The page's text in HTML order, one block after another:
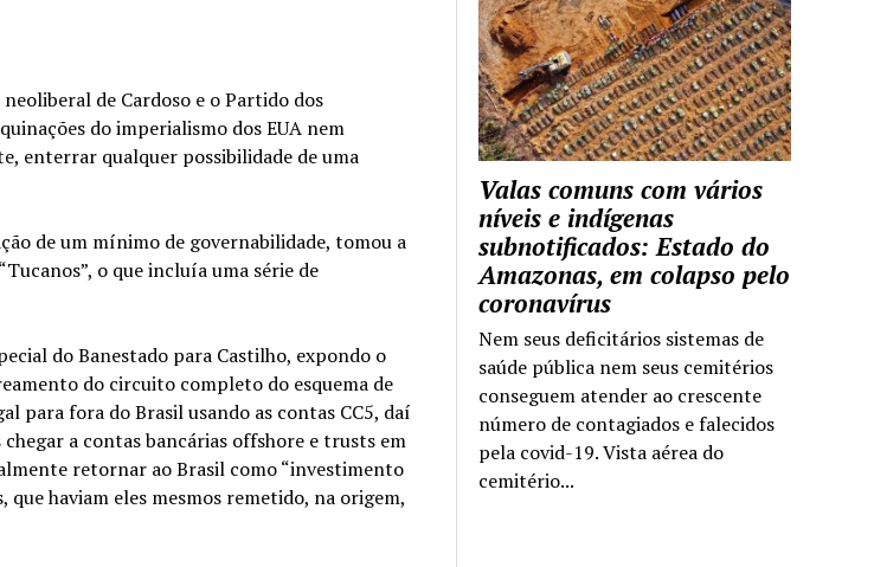
de Cardoso e o Partido dos
do imperialismo dos EUA nem
enterrar qualquer possibilidade de uma
de um mínimo de governabilidade, tomou a
o que incluía uma série de
do Banestado para Castilho, expondo o
do circuito completo do esquema de
para fora do Brasil usando as contas CC5, daí
a contas bancárias offshore e trusts em
retornar ao Brasil como “investimento
haviam eles mesmos remetido, na origem,
Valas comuns com vários
níveis e indígenas
subnotificados: Estado do
Amazonas, em colapso pelo
coronavírus
Nem seus deficitários sistemas de
saúde pública nem seus cemitérios
conseguem atender ao crescente
número de contagiados e falecidos
pela covid-19. Vista aérea do
cemitério...